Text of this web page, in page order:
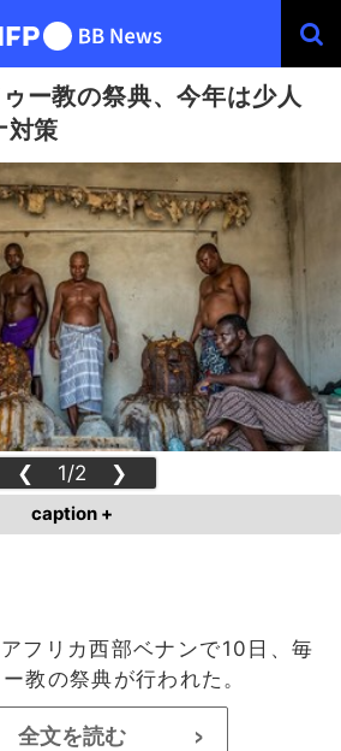
ー教の祭典、今年は少人
対策
❮ 1/2 ❯
caption +
アフリカ西部ベナンで10日、毎
教の祭典が行われた。
全文を読む >